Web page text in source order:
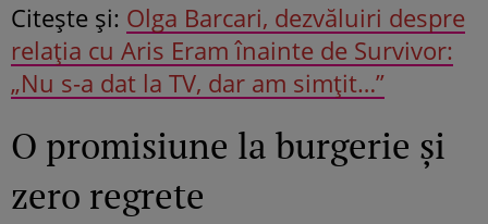
Citeşte şi: Olga Barcari, dezvăluiri despre
relația cu Aris Eram înainte de Survivor:
„Nu s-a dat la TV, dar am simțit…”
O promisiune la burgerie și
zero regrete